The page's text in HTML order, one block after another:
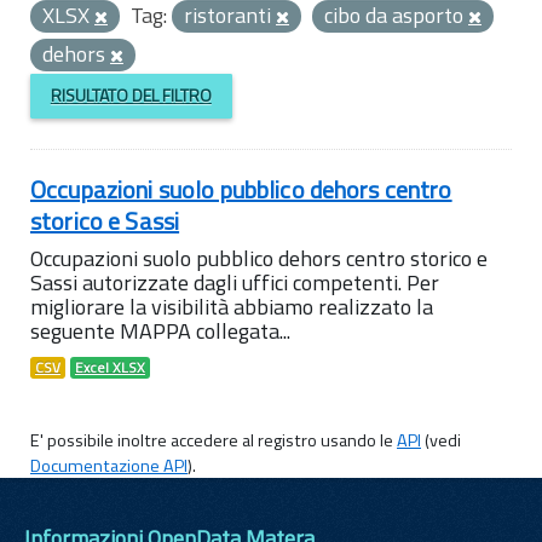
XLSX
Tag: ristoranti
cibo da asporto
dehors
RISULTATO DEL FILTRO
Occupazioni suolo pubblico dehors centro
storico e Sassi
Occupazioni suolo pubblico dehors centro storico e
Sassi autorizzate dagli uffici competenti. Per
migliorare la visibilità abbiamo realizzato la
seguente MAPPA collegata...
CSV Excel XLSX
E' possibile inoltre accedere al registro usando leAPI(vedi
Documentazione API).